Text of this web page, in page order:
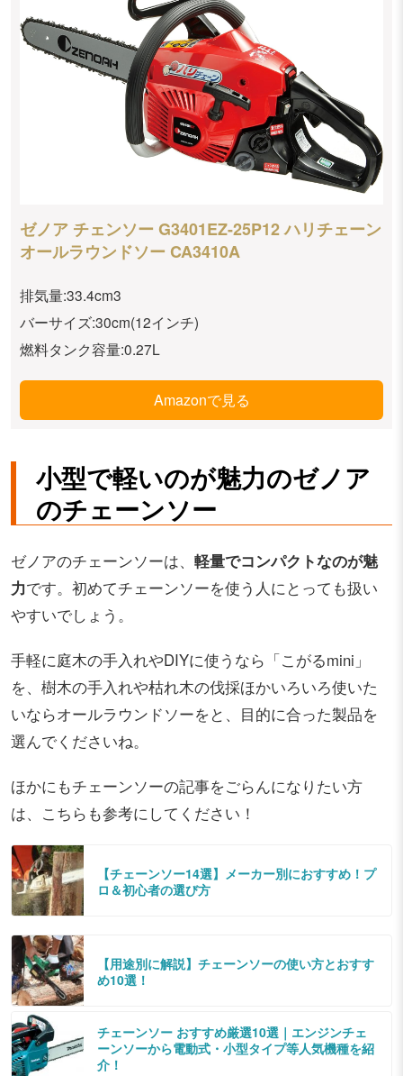
ゼノア チェンソー G3401EZ-25P12 ハリチェーン
オールラウンドソー CA3410A
排気量:33.4cm3
バーサイズ:30cm(12インチ)
燃料タンク容量:0.27L
Amazonで見る
小型で軽いのが魅力のゼノア
のチェーンソー
ゼノアのチェーンソーは、 軽量でコンパクトなのが魅
力です。初めてチェーンソーを使う人にとっても扱い
やすいでしょう。
手軽に庭木の手入れやDIYに使うなら「こがるmini」
を、樹木の手入れや枯れ木の伐採ほかいろいろ使いた
いならオールラウンドソーをと、目的に合った製品を
選んでくださいね。
ほかにもチェーンソーの記事をごらんになりたい方
は、こちらも参考にしてください！
【チェーンソー14選】メーカー別におすすめ！プ
ロ＆初心者の選び方
【用途別に解説】チェーンソーの使い方とおすす
め10選！
チェーンソー おすすめ厳選10選｜エンジンチェ
ーンソーから電動式・小型タイプ等人気機種を紹
介！